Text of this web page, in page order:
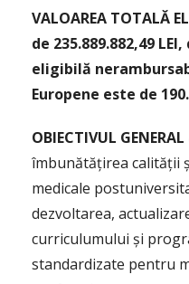
VALOAREA TOTALĂ
de 235.889.882,49
eligibilă
Europene este de
OBIECTIVUL
îmbunătățirea calității
medicale
dezvoltarea,
curriculumului și
standardizate pentru